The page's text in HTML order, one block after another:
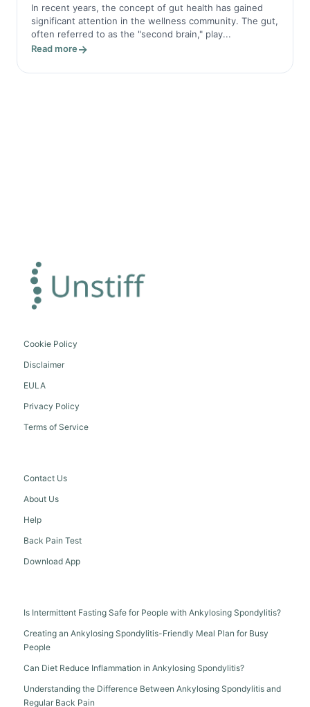
In recent years, the concept of gut health has gained
significant attention in the wellness community. The gut,
often referred to as the "second brain," play...
Read more
Cookie Policy
Disclaimer
EULA
Privacy Policy
Terms of Service
Contact Us
About Us
Help
Back Pain Test
Download App
Is Intermittent Fasting Safe for People with Ankylosing Spondylitis?
Creating an Ankylosing Spondylitis-Friendly Meal Plan for Busy
People
Can Diet Reduce Inflammation in Ankylosing Spondylitis?
Understanding the Difference Between Ankylosing Spondylitis and
Regular Back Pain